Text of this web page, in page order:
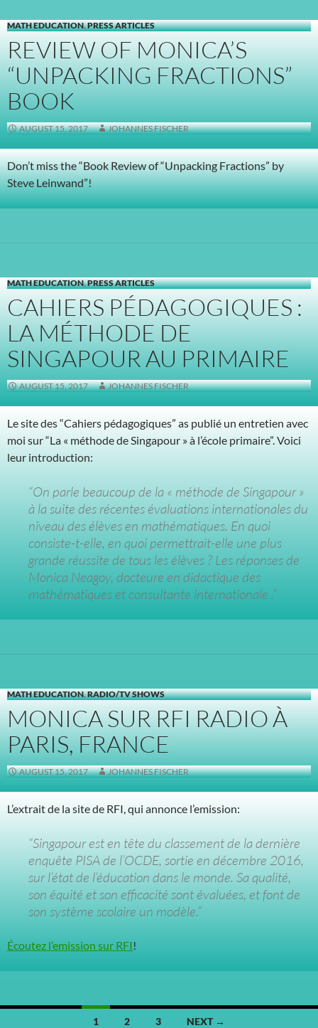
MATH EDUCATION,PRESS ARTICLES
REVIEW OF MONICA’S
“UNPACKING FRACTIONS”
BOOK
AUGUST 15, 2017 JOHANNES FISCHER
Don’t miss the “Book Review of “Unpacking Fractions” by
Steve Leinwand”!
MATH EDUCATION,PRESS ARTICLES
CAHIERS PÉDAGOGIQUES :
LA MÉTHODE DE
SINGAPOUR AU PRIMAIRE
AUGUST 15, 2017 JOHANNES FISCHER
Le site des “Cahiers pédagogiques” as publié un entretien avec
moi sur “La « méthode de Singapour » à l’école primaire”. Voici
leur introduction:
“On parle beaucoup de la « méthode de Singapour »
à la suite des récentes évaluations internationales du
niveau des élèves en mathématiques. En quoi
consiste-t-elle, en quoi permettrait-elle une plus
grande réussite de tous les élèves ? Les réponses de
Monica Neagoy, docteure en didactique des
mathématiques et consultante internationale .”
MATH EDUCATION,RADIO/TV SHOWS
MONICA SUR RFI RADIO À
PARIS, FRANCE
AUGUST 15, 2017 JOHANNES FISCHER
L’extrait de la site de RFI, qui annonce l’emission:
“Singapour est en tête du classement de la dernière
enquête PISA de l’OCDE, sortie en décembre 2016,
sur l’état de l’éducation dans le monde. Sa qualité,
son équité et son efficacité sont évaluées, et font de
son système scolaire un modèle.”
Écoutez l’emission sur RFI!
1 2 3 NEXT →